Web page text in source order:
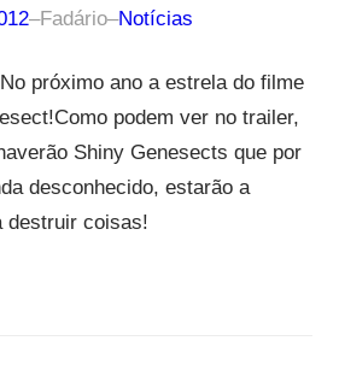
–Fadário–Notícias
próximo ano a estrela do filme
podem ver no trailer,
Shiny Genesects que por
desconhecido, estarão a
destruir coisas!